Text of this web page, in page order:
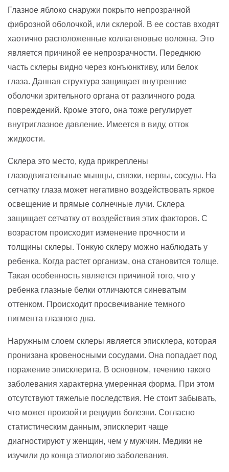
Глазное яблоко снаружи покрыто непрозрачной
фиброзной оболочкой, или склерой. В ее состав входят
хаотично расположенные коллагеновые волокна. Это
является причиной ее непрозрачности. Переднюю
часть склеры видно через конъюнктиву, или белок
глаза. Данная структура защищает внутренние
оболочки зрительного органа от различного рода
повреждений. Кроме этого, она тоже регулирует
внутриглазное давление. Имеется в виду, отток
жидкости.
Склера это место, куда прикреплены
глазодвигательные мышцы, связки, нервы, сосуды. На
сетчатку глаза может негативно воздействовать яркое
освещение и прямые солнечные лучи. Склера
защищает сетчатку от воздействия этих факторов. С
возрастом происходит изменение прочности и
толщины склеры. Тонкую склеру можно наблюдать у
ребенка. Когда растет организм, она становится толще.
Такая особенность является причиной того, что у
ребенка глазные белки отличаются синеватым
оттенком. Происходит просвечивание темного
пигмента глазного дна.
Наружным слоем склеры является эписклера, которая
пронизана кровеносными сосудами. Она попадает под
поражение эписклерита. В основном, течению такого
заболевания характерна умеренная форма. При этом
отсутствуют тяжелые последствия. Не стоит забывать,
что может произойти рецидив болезни. Согласно
статистическим данным, эписклерит чаще
диагностируют у женщин, чем у мужчин. Медики не
изучили до конца этиологию заболевания.